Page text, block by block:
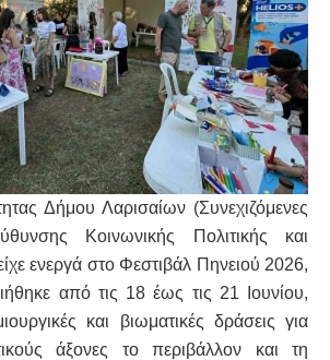
Δήμου Λαρισαίων (Συνεχιζόμενες
Κοινωνικής Πολιτικής και
ενεργά στο Φεστιβάλ Πηνειού 2026,
από τις 18 έως τις 21 Ιουνίου,
και βιωματικές δράσεις για
άξονες το περιβάλλον και τη